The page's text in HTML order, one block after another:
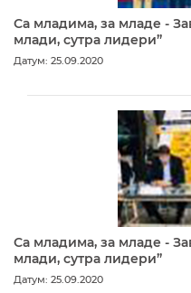
Са младима, за младе -
млади, сутра лидери”
Датум: 25.09.2020
Са младима, за младе -
млади, сутра лидери”
Датум: 25.09.2020